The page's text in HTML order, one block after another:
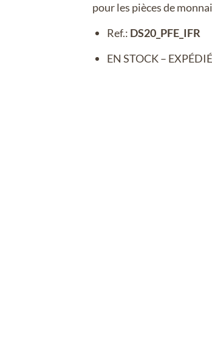
pour les pièces de
Ref.: DS20_PFE_IFR
EN STOCK–